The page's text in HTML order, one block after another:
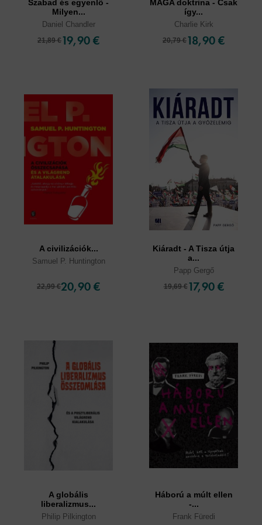
Szabad és egyenlő -
Milyen...
Daniel Chandler
21,89 €19,90 €
MAGA doktrina - Csak
így...
Charlie Kirk
20,79 €18,90 €
A civilizációk...
Samuel P. Huntington
22,99 €20,90 €
Kiáradt - A Tisza útja
a...
Papp Gergő
19,69 € 17,90 €
A globális
liberalizmus...
Philip Pilkington
Háború a múlt ellen
-...
Frank Füredi